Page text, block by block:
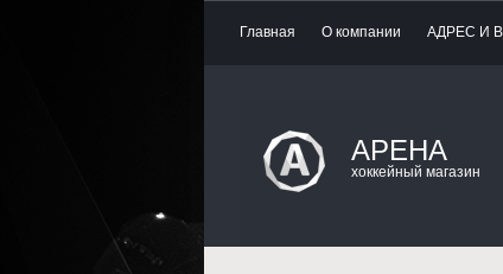
Главная О компании АДРЕС И
АРЕНА
хоккейный магазин